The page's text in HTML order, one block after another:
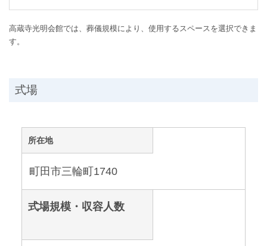
高蔵寺光明会館では、葬儀規模により、使用するスペースを選択できま
す。
式場
所在地
町田市三輪町1740
式場規模・収容人数